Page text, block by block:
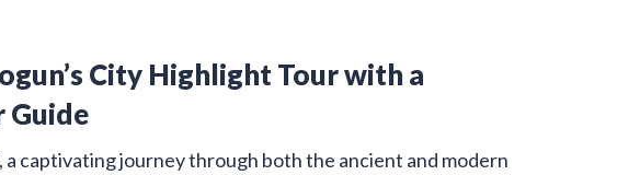
City Highlight Tour with a
Guide
a captivating journey through both the ancient and modern